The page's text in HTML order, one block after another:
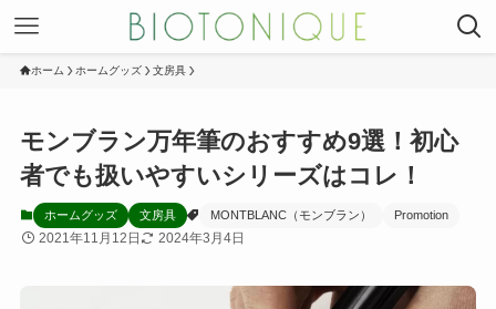
ホーム ホームグッズ 文房具
モンブラン万年筆のおすすめ9選！初心
者でも扱いやすいシリーズはコレ！
ホームグッズ 文房具 MONTBLANC（モンブラン） Promotion
2021年11月12日 2024年3月4日